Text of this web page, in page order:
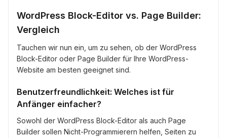
WordPress Block-Editor vs. Page Builder:
Vergleich
Tauchen wir nun ein, um zu sehen, ob der WordPress
Block-Editor oder Page Builder für Ihre WordPress-
Website am besten geeignet sind.
Benutzerfreundlichkeit: Welches ist für
Anfänger einfacher?
Sowohl der WordPress Block-Editor als auch Page
Builder sollen Nicht-Programmierern helfen, Seiten zu